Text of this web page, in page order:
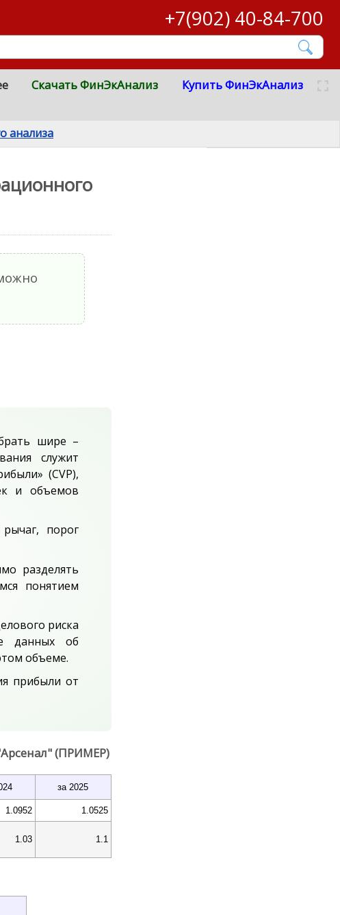
+7(902) 40-84-700
Скачать ФинЭкАнализ Купить ФинЭкАнализ
анализа
шире –
служит
(CVP),
и объемов
порог
разделять
понятием
риска
данных об
объеме.
прибыли от
(ПРИМЕР)
за 2025
1.0952 1.0525
1.03 1.1